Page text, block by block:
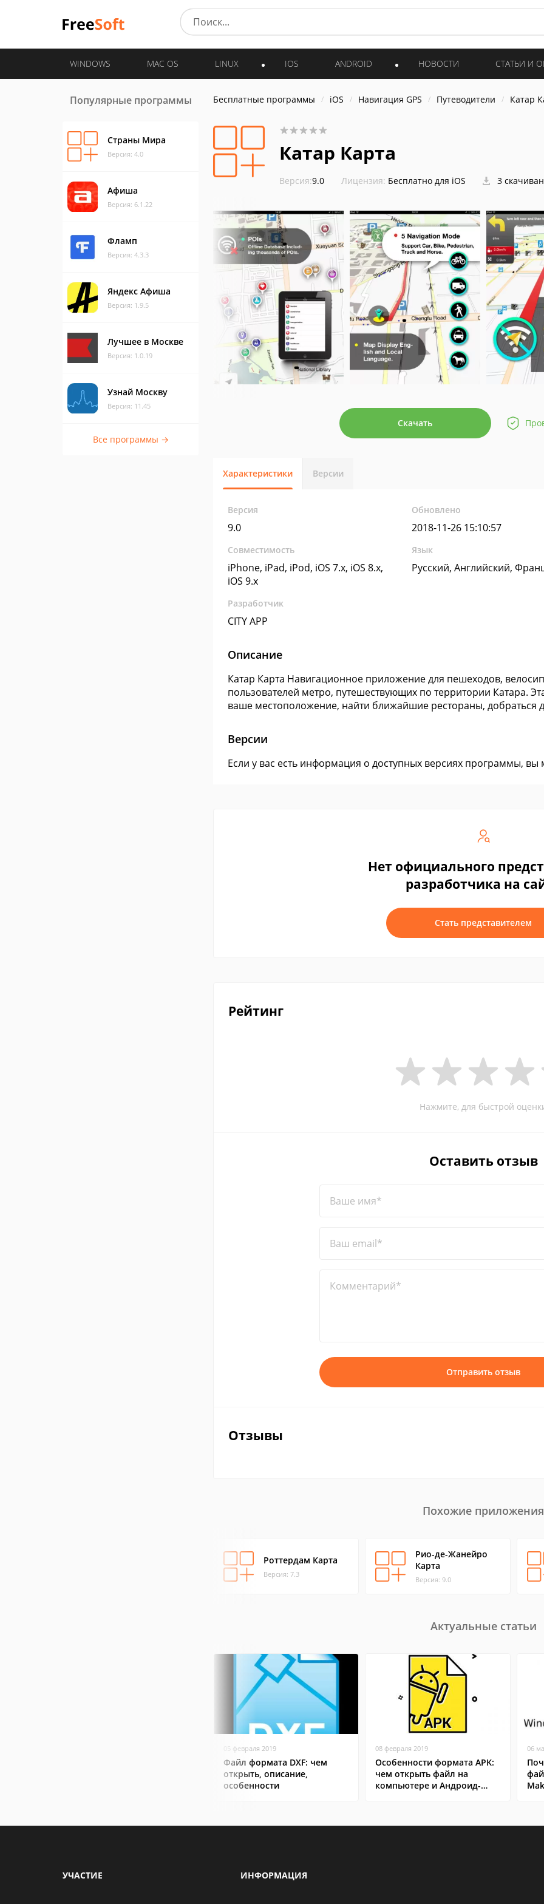
WINDOWS MAC OS LINUX IOS ANDROID НОВОСТИ СТАТЬИ И
Популярные программы
Страны Мира
Версия: 4.0
Афиша
Версия: 6.1.22
Фламп
Версия: 4.3.3
Яндекс Афиша
Версия: 1.9.5
Лучшее в Москве
Версия: 1.0.19
Узнай Москву
Версия: 11.45
Все программы →
Бесплатные программы iOS Навигация GPS Путеводители Катар
Катар Карта
Версия:9.0 Лицензия: Бесплатно для iOS 3
Скачать
Характеристики Версии
Версия
9.0
Обновлено
2018-11-26 15:10:57
Совместимость
iPhone, iPad, iPod, iOS 7.x, iOS 8.x,
iOS 9.x
Язык
Русский, Английский,
Разработчик
CITY APP
Описание
Катар Карта Навигационное приложение для пешеходов,
пользователей метро, путешествующих по территории Катара.
ваше местоположение, найти ближайшие рестораны, добраться
Версии
Если у вас есть информация о доступных версиях программы,
Нет официального
разработчика на
Стать представителем
Рейтинг
Нажмите, для быстрой
Оставить отзыв
Ваше имя*
Ваш email*
Комментарий*
Отправить отзыв
Отзывы
Похожие приложения
Роттердам Карта
Версия: 7.3
Рио-де-Жанейро
Карта
Версия: 9.0
Актуальные статьи
05 февраля 2019
Файл формата DXF: чем
открыть, описание,
особенности
08 февраля 2019
Особенности формата APK:
чем открыть файл на
компьютере и Андроид-
06
УЧАСТИЕ ИНФОРМАЦИЯ